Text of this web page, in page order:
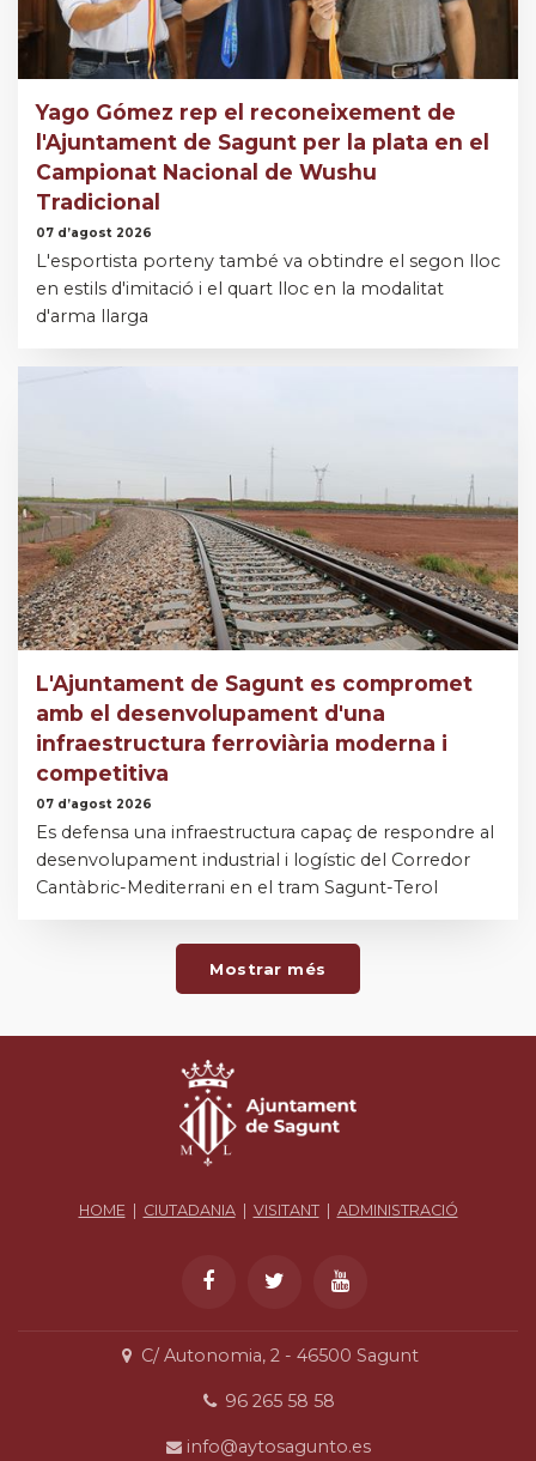
Yago Gómez rep el reconeixement de
l'Ajuntament de Sagunt per la plata en el
Campionat Nacional de Wushu
Tradicional
07 d’agost 2026
L'esportista porteny també va obtindre el segon lloc
en estils d'imitació i el quart lloc en la modalitat
d'arma llarga
L'Ajuntament de Sagunt es compromet
amb el desenvolupament d'una
infraestructura ferroviària moderna i
competitiva
07 d’agost 2026
Es defensa una infraestructura capaç de respondre al
desenvolupament industrial i logístic del Corredor
Cantàbric-Mediterrani en el tram Sagunt-Terol
Mostrar més
HOME | CIUTADANIA| VISITANT| ADMINISTRACIÓ
C/ Autonomia, 2 - 46500 Sagunt
96 265 58 58
info@aytosagunto.es